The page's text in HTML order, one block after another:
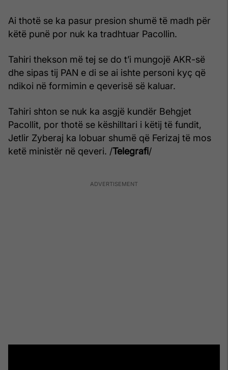
Ai thotë se ka pasur presion shumë të madh për
këtë punë por nuk ka tradhtuar Pacollin.
Tahiri thekson më tej se do t’i mungojë AKR-së
dhe sipas tij PAN e di se ai ishte personi kyç që
ndikoi në formimin e qeverisë së kaluar.
Tahiri shton se nuk ka asgjë kundër Behgjet
Pacollit, por thotë se këshilltari i këtij të fundit,
Jetlir Zyberaj ka lobuar shumë që Ferizaj të mos
ketë ministër në qeveri. /Telegrafi/